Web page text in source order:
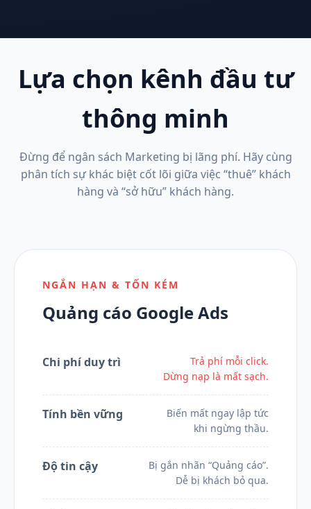
Lựa chọn kênh đầu tư
thông minh
Đừng để ngân sách Marketing bị lãng phí. Hãy cùng
phân tích sự khác biệt cốt lõi giữa việc “thuê” khách
hàng và “sở hữu” khách hàng.
NGẮN HẠN & TỐN KÉM
Quảng cáo Google Ads
Chi phí duy trì
Trả phí mỗi click.
Dừng nạp là mất sạch.
Tính bền vững
Biến mất ngay lập tức
khi ngừng thầu.
Độ tin cậy
Bị gắn nhãn “Quảng cáo”.
Dễ bị khách bỏ qua.